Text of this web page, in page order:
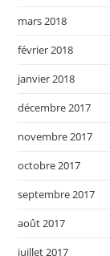
mars 2018
février 2018
janvier 2018
décembre 2017
novembre 2017
octobre 2017
septembre 2017
août 2017
juillet 2017